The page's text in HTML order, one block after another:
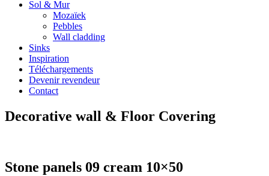
Sol & Mur
Mozaïek
Pebbles
Wall cladding
Sinks
Inspiration
Téléchargements
Devenir revendeur
Contact
Decorative wall & Floor Covering
Stone panels 09 cream 10×50